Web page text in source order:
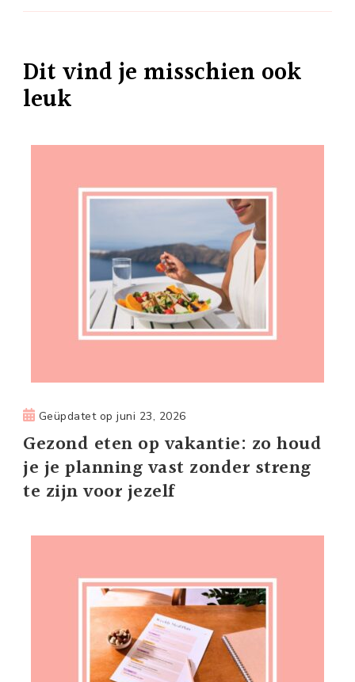
Dit vind je misschien ook
leuk
Geüpdatet opjuni 23, 2026
Gezond eten op vakantie: zo houd
je je planning vast zonder streng
te zijn voor jezelf